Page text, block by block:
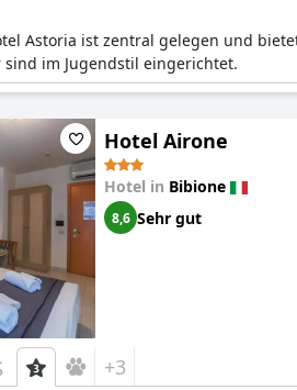
Astoria ist zentral gelegen und
im Jugendstil eingerichtet.
Hotel Airone
Hotel in Bibione
8,6 Sehr gut
+3